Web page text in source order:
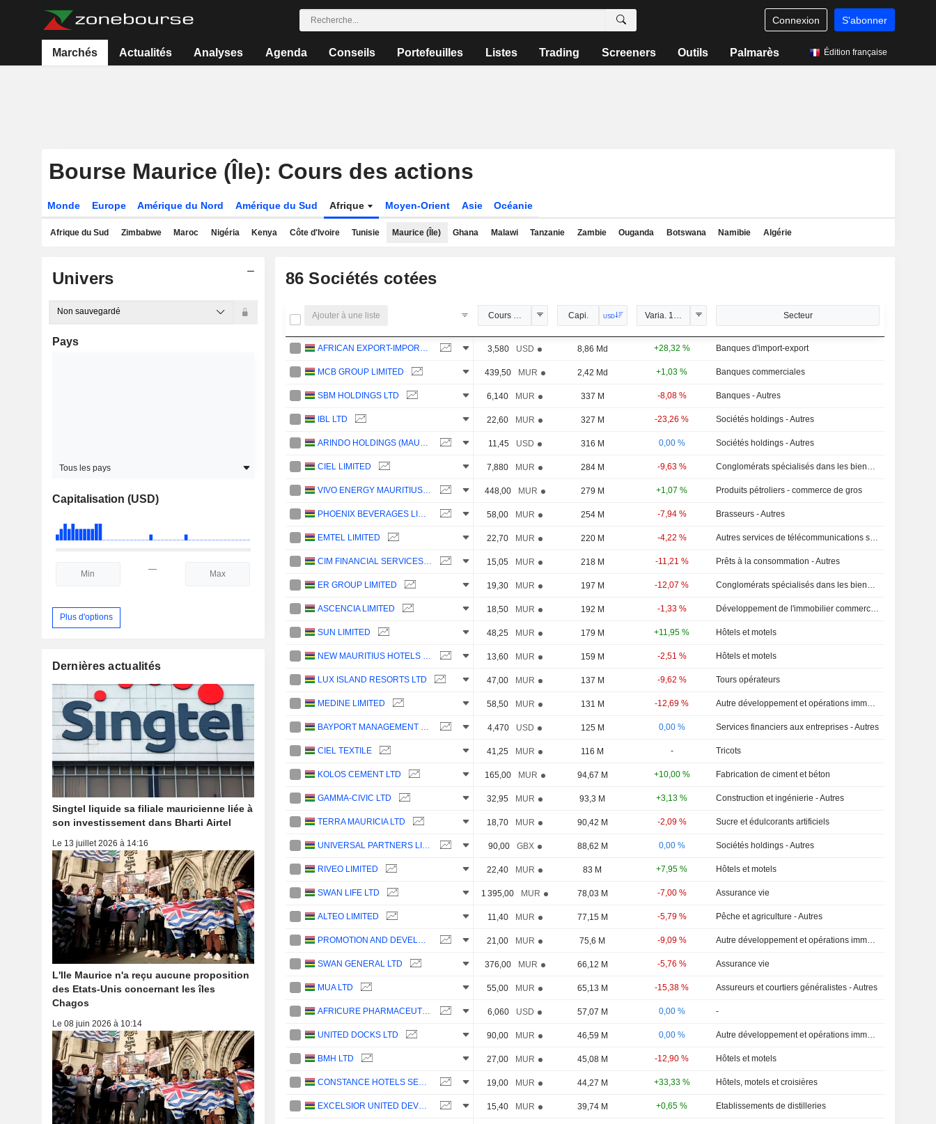
Connexion S'abonner
Marchés Actualités Analyses Agenda Conseils Portefeuilles Listes Trading Screeners Outils Palmarès Édition française
Bourse Maurice (Île): Cours des actions
Monde Europe Amérique du Nord Amérique du Sud Afrique Moyen-Orient Asie Océanie
Afrique du Sud Zimbabwe Maroc Nigéria Kenya Côte d'Ivoire Tunisie Maurice (Île) Ghana Malawi Tanzanie Zambie Ouganda Botswana Namibie Algérie
Univers
Non sauvegardé
Pays
Tous les pays
Capitalisation (USD)
—
Plus d'options
Dernières actualités
Singtel liquide sa filiale mauricienne liée à
son investissement dans Bharti Airtel
Le 13 juillet 2026 à 14:16
L'Ile Maurice n'a reçu aucune proposition
des Etats-Unis concernant les îles
Chagos
Le 08 juin 2026 à 10:14
86 Sociétés cotées
Ajouter à une liste Cours Officiel Capi. USD Varia. 1 janv. Secteur
AFRICAN EXPORT-IMPORT BANK 3,580 USD 8,86 Md +28,32 % Banques d'import-export
MCB GROUP LIMITED 439,50 MUR 2,42 Md +1,03 % Banques commerciales
SBM HOLDINGS LTD 6,140 MUR 337 M -8,08 % Banques - Autres
IBL LTD 22,60 MUR 327 M -23,26 % Sociétés holdings - Autres
ARINDO HOLDINGS (MAURITIUS) LIMITED 11,45 USD 316 M 0,00 % Sociétés holdings - Autres
CIEL LIMITED 7,880 MUR 284 M -9,63 % Conglomérats spécialisés dans les biens de consommation
VIVO ENERGY MAURITIUS LIMITED 448,00 MUR 279 M +1,07 % Produits pétroliers - commerce de gros
PHOENIX BEVERAGES LIMITED 58,00 MUR 254 M -7,94 % Brasseurs - Autres
EMTEL LIMITED 22,70 MUR 220 M -4,22 % Autres services de télécommunications sans fil
CIM FINANCIAL SERVICES LTD 15,05 MUR 218 M -11,21 % Prêts à la consommation - Autres
ER GROUP LIMITED 19,30 MUR 197 M -12,07 % Conglomérats spécialisés dans les biens de consommation
ASCENCIA LIMITED 18,50 MUR 192 M -1,33 % Développement de l'immobilier commercial
SUN LIMITED 48,25 MUR 179 M +11,95 % Hôtels et motels
NEW MAURITIUS HOTELS LIMITED 13,60 MUR 159 M -2,51 % Hôtels et motels
LUX ISLAND RESORTS LTD 47,00 MUR 137 M -9,62 % Tours opérateurs
MEDINE LIMITED 58,50 MUR 131 M -12,69 % Autre développement et opérations immobilières
BAYPORT MANAGEMENT LTD 4,470 USD 125 M 0,00 % Services financiers aux entreprises - Autres
CIEL TEXTILE 41,25 MUR 116 M - Tricots
KOLOS CEMENT LTD 165,00 MUR 94,67 M +10,00 % Fabrication de ciment et béton
GAMMA-CIVIC LTD 32,95 MUR 93,3 M +3,13 % Construction et ingénierie - Autres
TERRA MAURICIA LTD 18,70 MUR 90,42 M -2,09 % Sucre et édulcorants artificiels
UNIVERSAL PARTNERS LIMITED 90,00 GBX 88,62 M 0,00 % Sociétés holdings - Autres
RIVEO LIMITED 22,40 MUR 83 M +7,95 % Hôtels et motels
SWAN LIFE LTD 1 395,00 MUR 78,03 M -7,00 % Assurance vie
ALTEO LIMITED 11,40 MUR 77,15 M -5,79 % Pêche et agriculture - Autres
PROMOTION AND DEVELOPMENT LTD 21,00 MUR 75,6 M -9,09 % Autre développement et opérations immobilières
SWAN GENERAL LTD 376,00 MUR 66,12 M -5,76 % Assurance vie
MUA LTD 55,00 MUR 65,13 M -15,38 % Assureurs et courtiers généralistes - Autres
AFRICURE PHARMACEUTICALS LTD 6,060 USD 57,07 M 0,00 % -
UNITED DOCKS LTD 90,00 MUR 46,59 M 0,00 % Autre développement et opérations immobilières
BMH LTD 27,00 MUR 45,08 M -12,90 % Hôtels et motels
CONSTANCE HOTELS SERVICES LIMITED 19,00 MUR 44,27 M +33,33 % Hôtels, motels et croisières
EXCELSIOR UNITED DEVELOPMENT COMPANIES LIMITED 15,40 MUR 39,74 M +0,65 % Etablissements de distilleries